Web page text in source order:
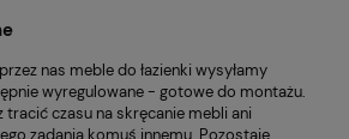
nas meble do łazienki wysyłamy
wyregulowane - gotowe do montażu.
tracić czasu na skręcanie mebli ani